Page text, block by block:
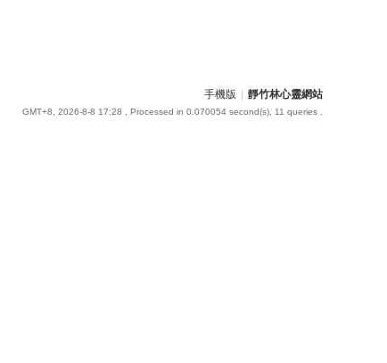
手機版 靜竹林心靈網站
GMT+8, 2026-8-8 17:28 , Processed in 0.070054 second(s), 11 queries .